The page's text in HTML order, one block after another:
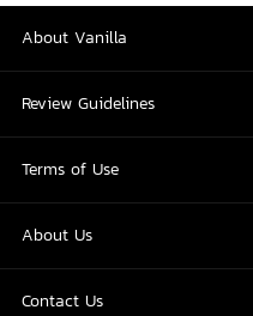
About Vanilla
Review Guidelines
Terms of Use
About Us
Contact Us